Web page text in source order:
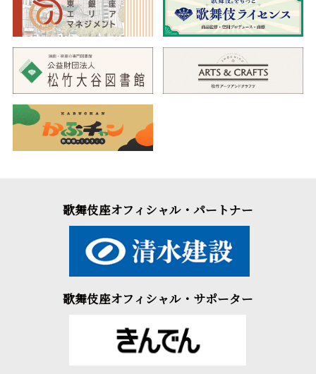
歌舞伎座オフィシャル・パートナー
歌舞伎座オフィシャル・サポーター